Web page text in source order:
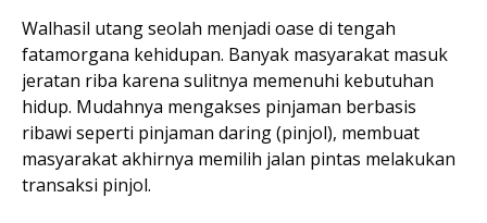
Walhasil utang seolah menjadi oase di tengah
fatamorgana kehidupan. Banyak masyarakat masuk
jeratan riba karena sulitnya memenuhi kebutuhan
hidup. Mudahnya mengakses pinjaman berbasis
ribawi seperti pinjaman daring (pinjol), membuat
masyarakat akhirnya memilih jalan pintas melakukan
transaksi pinjol.